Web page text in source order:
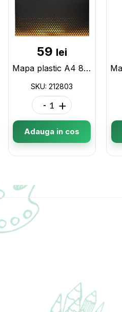
59 lei
Mapa plastic A4 8 sectii/cu bumb ML31-7 212803
SKU: 212803
- +
Adauga in cos